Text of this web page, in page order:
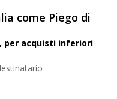
come Piego di
per acquisti inferiori